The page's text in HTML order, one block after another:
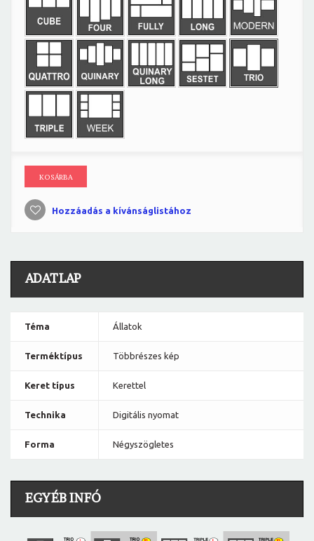
KOSÁRBA
Hozzáadás a kívánságlistához
ADATLAP
Téma Állatok
Terméktípus Többrészes kép
Keret típus Kerettel
Technika Digitális nyomat
Forma Négyszögletes
EGYÉB INFÓ